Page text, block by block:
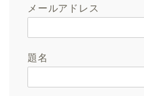
メールアドレス
題名